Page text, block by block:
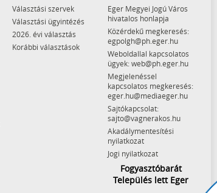
Választási szervek
Választási ügyintézés
2026. évi választás
Korábbi választások
Eger Megyei Jogú Város
hivatalos honlapja
Közérdekű megkeresés:
egpolgh@ph.eger.hu
Weboldallal kapcsolatos
ügyek: web@ph.eger.hu
Megjelenéssel
kapcsolatos megkeresés:
eger.hu@mediaeger.hu
Sajtókapcsolat:
sajto@vagnerakos.hu
Akadálymentesítési
nyilatkozat
Jogi nyilatkozat
Fogyasztóbarát
Település lett Eger